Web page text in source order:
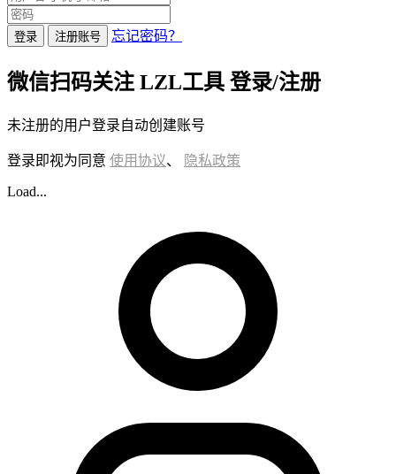
登录 注册账号 忘记密码？
微信扫码关注 LZL工具 登录/注册
未注册的用户登录自动创建账号
登录即视为同意 使用协议、 隐私政策
Load...